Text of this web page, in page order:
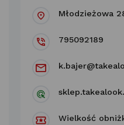
Młodzieżowa
795092189
Wielkość